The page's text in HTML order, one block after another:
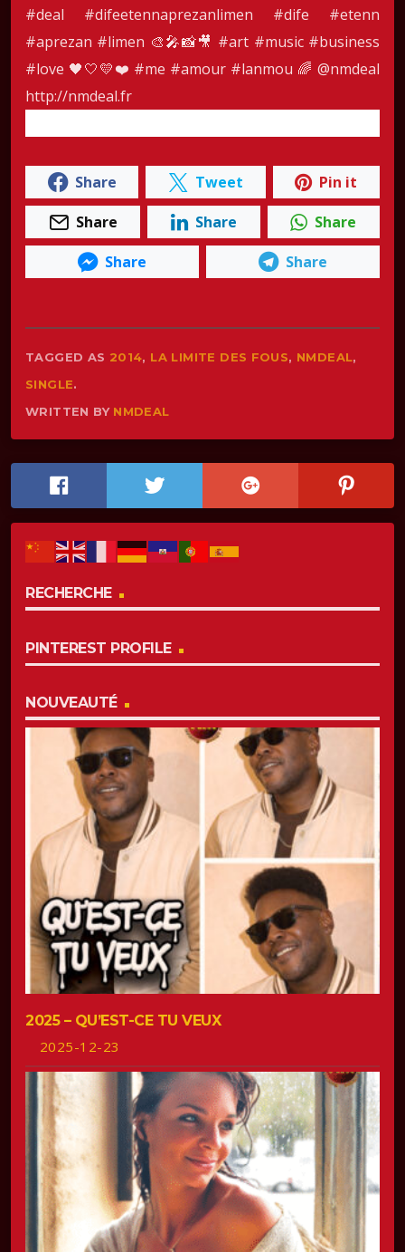
#deal
#difeetennaprezanlimen #dife
#etenn
#aprezan #limen 🎨🎤📸🎥 #art #music #business
#love 🖤🤍💛❤️ #me #amour #lanmou 🌈 @nmdeal
http://nmdeal.fr
Share Tweet
Pin it
Share
Share
Share
Share
Share
TAGGED AS 2014, LA LIMITE DES FOUS, NMDEAL,
SINGLE.
WRITTEN BY NMDEAL
RECHERCHE
PINTEREST PROFILE
NOUVEAUTÉ
2025 – QU’EST-CE TU VEUX
2025-12-23